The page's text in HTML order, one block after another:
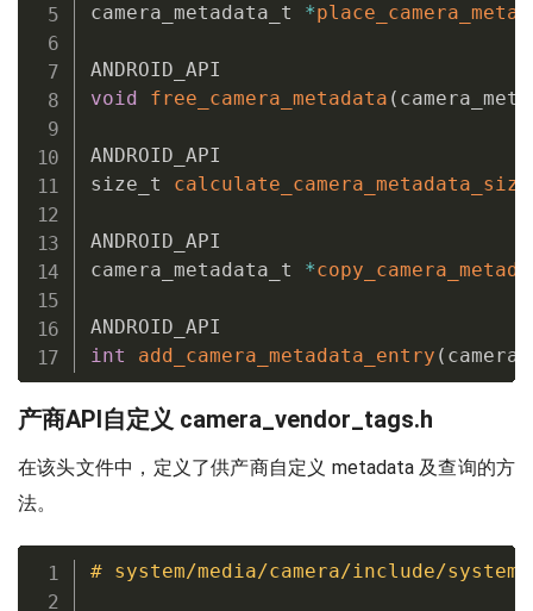
camera_metadata_t *
void
free_camera_metadata (
ANDROID_API
size_t calculate_camera_metadata_size
ANDROID_API
camera_metadata_t *
int
add_camera_metadata_entry (
产商API自定义 camera_vendor_tags.h
在该头文件中，定义了供产商自定义 metadata 及查询的方
法。
# system/media/camera/include/system/